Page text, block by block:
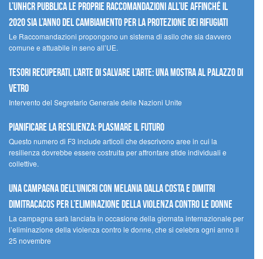
L’UNHCR pubblica le proprie raccomandazioni all’UE affinché il
2020 sia l’anno del cambiamento per la protezione dei rifugiati
Le Raccomandazioni propongono un sistema di asilo che sia davvero
comune e attuabile in seno all’UE.
Tesori recuperati, l’arte di salvare l’arte: una mostra al Palazzo di
Vetro
Intervento del Segretario Generale delle Nazioni Unite
Pianificare la resilienza: plasmare il futuro
Questo numero di F3 include articoli che descrivono aree in cui la
resilienza dovrebbe essere costruita per affrontare sfide individuali e
collettive.
Una campagna dell’UNICRI con Melania Dalla Costa e Dimitri
Dimitracacos per l’eliminazione della violenza contro le donne
La campagna sarà lanciata in occasione della giornata internazionale per
l’eliminazione della violenza contro le donne, che si celebra ogni anno il
25 novembre